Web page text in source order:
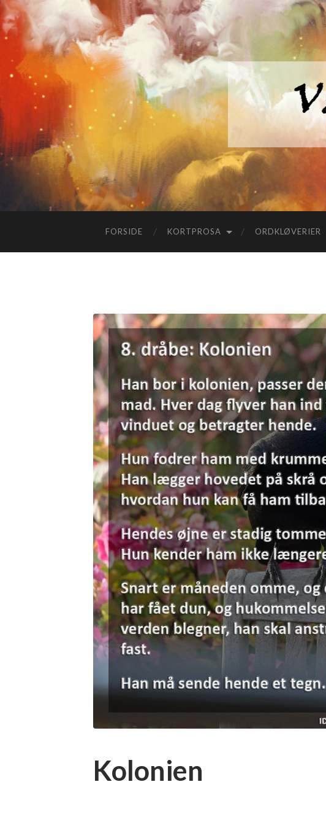
FORSIDE KORTPROSA ORDKLØVERIER
Kolonien